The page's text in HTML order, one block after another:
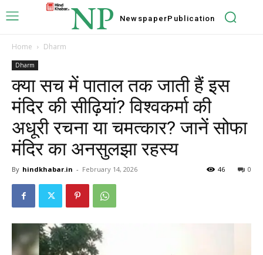
NP NewspaperPublication
Home Dharm
Dharm
क्या सच में पाताल तक जाती हैं इस
मंदिर की सीढ़ियां? विश्वकर्मा की
अधूरी रचना या चमत्कार? जानें सोफा
मंदिर का अनसुलझा रहस्य
By hindkhabar.in - February 14, 2026 0
46